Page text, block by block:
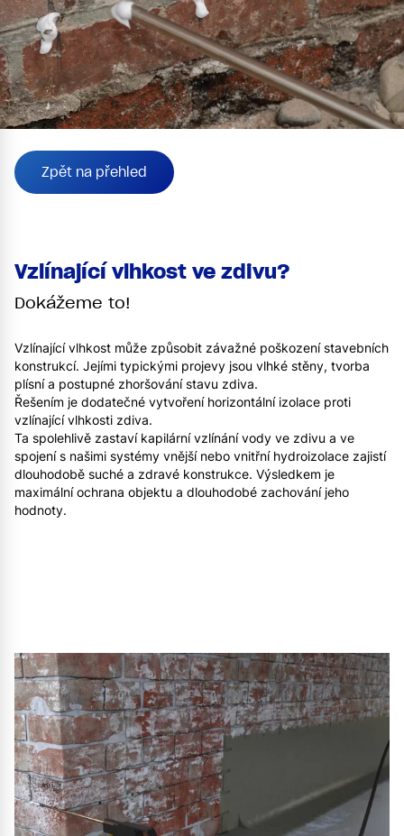
Zpět na přehled
Vzlínající vlhkost ve zdivu?
Dokážeme to!
Vzlínající vlhkost může způsobit závažné poškození stavebních
konstrukcí. Jejími typickými projevy jsou vlhké stěny, tvorba
plísní a postupné zhoršování stavu zdiva.
Řešením je dodatečné vytvoření horizontální izolace proti
vzlínající vlhkosti zdiva.
Ta spolehlivě zastaví kapilární vzlínání vody ve zdivu a ve
spojení s našimi systémy vnější nebo vnitřní hydroizolace zajistí
dlouhodobě suché a zdravé konstrukce. Výsledkem je
maximální ochrana objektu a dlouhodobé zachování jeho
hodnoty.